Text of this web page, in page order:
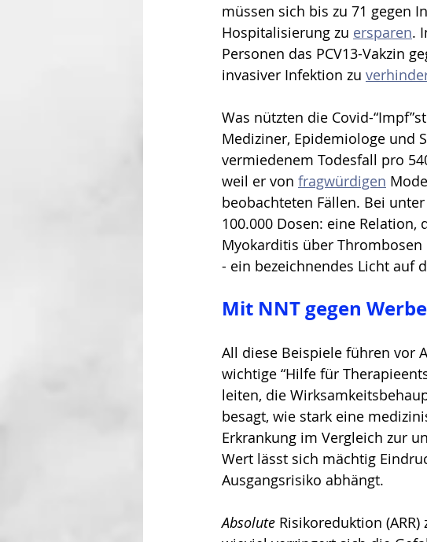
müssen sich bis zu 71 gegen
Hospitalisierung zu ersparen.
Personen das PCV13-Vakzin
invasiver Infektion zu
Was nützten die Covid-
Mediziner, Epidemiologe und
vermiedenem Todesfall pro
weil er von fragwürdigen
beobachteten Fällen. Bei
100.000 Dosen: eine
Myokarditis über
- ein bezeichnendes Licht auf
Mit NNT gegen
All diese Beispiele führen vor
wichtige “Hilfe für
leiten, die
besagt, wie stark eine
Erkrankung im Vergleich zur
Wert lässt sich mächtig
Ausgangsrisiko abhängt.
Absolute Risikoreduktion